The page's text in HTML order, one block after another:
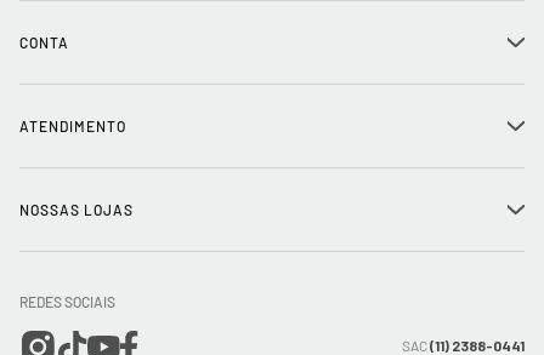
Trabalhe conosco
Mapa do Site
CONTA +
Meus pedidos
Wishlist
ATENDIMENTO +
Entrega e Frete
NOSSAS LOJAS +
REDES SOCIAIS
SAC(11) 2388-0441